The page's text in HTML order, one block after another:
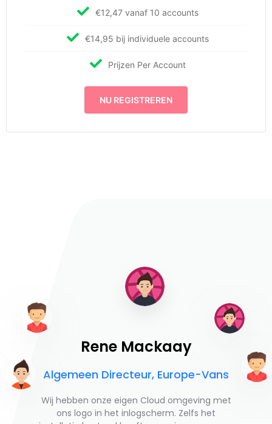
€12,47 vanaf 10 accounts
€14,95 bij individuele accounts
Prijzen Per Account
NU REGISTREREN
Rene Mackaay
Algemeen Directeur, Europe-Vans
Wij hebben onze eigen Cloud omgeving met
ons logo in het inlogscherm. Zelfs het